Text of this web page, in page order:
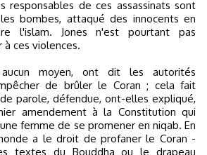
responsables de ces assassinats sont
bombes, attaqué des innocents en
l'islam. Jones n'est pourtant pas
ces violences.
moyen, ont dit les autorités
de brûler le Coran ; cela fait
parole, défendue, ont-elles expliqué,
amendement à la Constitution qui
femme de se promener en niqab. En
a le droit de profaner le Coran -
textes du Bouddha ou le drapeau